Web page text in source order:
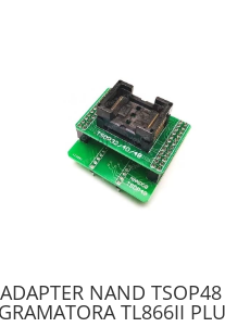
ADAPTER NAND
TL866II